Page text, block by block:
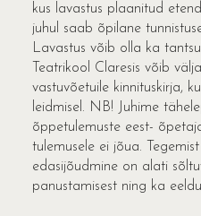
kus lavastus plaanitud
juhul saab õpilane
Lavastus võib olla ka
Teatrikool Claresis võib
vastuvõetuile kinnituskirja,
leidmisel. NB! Juhime
õppetulemuste eest-
tulemusele ei jõua.
edasijõudmine on alati
panustamisest ning ka